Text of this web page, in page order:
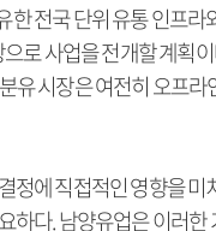
전국 단위 유통 인프
로 사업을 전개할 계획
유 시장은 여전히 오프
에 직접적인 영향을 미
다. 남양유업은 이러한